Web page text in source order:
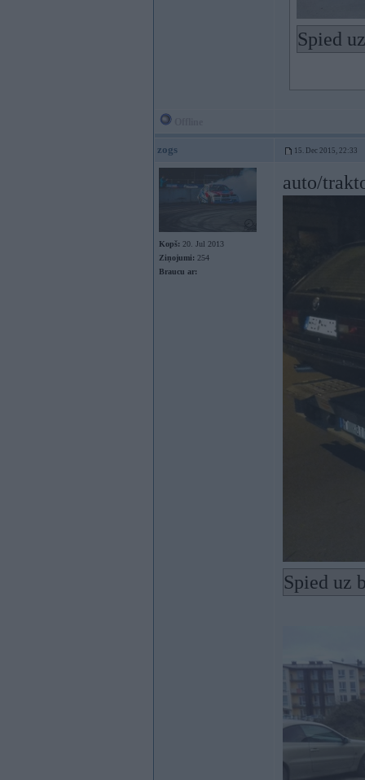
Spied
zogs 15. Dec 2015, 22:33
Kopš: 20. Jul 2013
Ziņojumi: 254
Braucu ar:
auto/
Spied uz